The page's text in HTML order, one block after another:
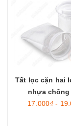
Tất lọc cặn hai
nhựa chống
17.000₫ -